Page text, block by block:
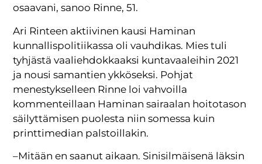
osaavani, sanoo Rinne, 51.
Ari Rinteen aktiivinen kausi Haminan
kunnallispolitiikassa oli vauhdikas. Mies tuli
tyhjästä vaaliehdokkaaksi kuntavaaleihin 2021
ja nousi samantien ykköseksi. Pohjat
menestykselleen Rinne loi vahvoilla
kommenteillaan Haminan sairaalan hoitotason
säilyttämisen puolesta niin somessa kuin
printtimedian palstoillakin.
–Mitään en saanut aikaan. Sinisilmäisenä läksin